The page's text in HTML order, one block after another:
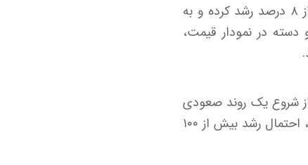
به گزارش اقتصاد آنلاین به نقل از رمزارز نیوز، قیمت ریپل (XRP) طی هفت روز اخیر بیش از ۸ درصد رشد کرده و به
و دسته در نمودار قیمت،
شروع یک روند صعودی
قدرتمند است. بر اساس تحلیل میلکی بول، اگر XRP بتواند بالای ناحیه ۲.۸ دلار تثبیت شود، احتمال رشد بیش از ۱۰۰